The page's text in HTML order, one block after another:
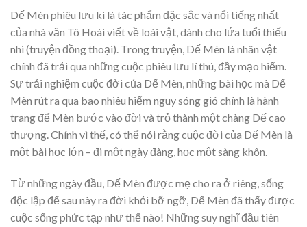
Dế Mèn phiêu lưu ki là tác phẩm đặc sắc và nổi tiếng nhất
của nhà văn Tô Hoài viết về loài vật, dành cho lứa tuổi thiếu
nhi (truyện đồng thoại). Trong truyện, Dế Mèn là nhân vật
chính đã trải qua những cuộc phiêu lưu lí thú, đầy mạo hiểm.
Sự trải nghiệm cuộc đời của Dế Mèn, những bài học mà Dế
Mèn rút ra qua bao nhiêu hiểm nguy sóng gió chính là hành
trang để Mèn bước vào đời và trỏ thành một chàng Dế cao
thượng. Chính vì thế, có thể nói rằng cuộc đời của Dế Mèn là
một bài học lớn – đi một ngày đàng, học một sàng khôn.
Từ những ngày đầu, Dế Mèn được mẹ cho ra ở riêng, sống
độc lập đế sau này ra đời khỏi bỡ ngỡ, Dế Mèn đã thấy được
cuộc sống phức tạp như thế nào! Những suy nghĩ đầu tiên